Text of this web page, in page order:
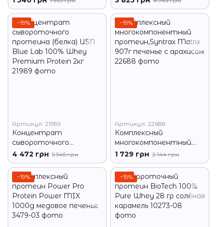
Циннамон
−19%
Артикул: 21989
Концентрат
сывороточного
протеина (белка) USN
Blue Lab 100% Whey
Premium Protein 2кг
4 472 грн 5 545 грн
−19%
Артикул: 22688
Комплексный
многокомпонентный
протеин,Syntrax Matrix
907г печенье с арахисом
1 729 грн 2 144 грн
−19% −19%